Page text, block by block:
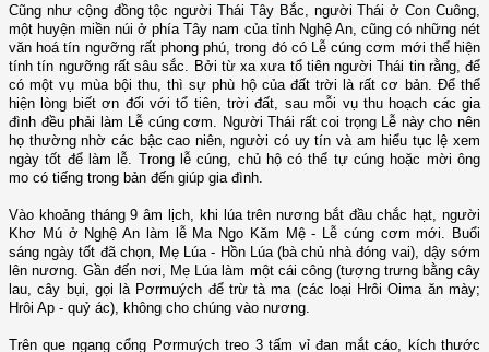
Cũng như cộng đồng tộc người Thái Tây Bắc, người Thái ở Con Cuông,
một huyện miền núi ở phía Tây nam của tỉnh Nghệ An, cũng có những nét
văn hoá tín ngưỡng rất phong phú, trong đó có Lễ cúng cơm mới thể hiện
tính tín ngưỡng rất sâu sắc. Bởi từ xa xưa tổ tiên người Thái tin rằng, để
có một vụ mùa bội thu, thì sự phù hộ của đất trời là rất cơ bản. Để thể
hiện lòng biết ơn đối với tổ tiên, trời đất, sau mỗi vụ thu hoạch các gia
đình đều phải làm Lễ cúng cơm. Người Thái rất coi trọng Lễ này cho nên
họ thường nhờ các bậc cao niên, người có uy tín và am hiểu tục lệ xem
ngày tốt để làm lễ. Trong lễ cúng, chủ hộ có thể tự cúng hoặc mời ông
mo có tiếng trong bản đến giúp gia đình.
Vào khoảng tháng 9 âm lịch, khi lúa trên nương bắt đầu chắc hạt, người
Khơ Mú ở Nghệ An làm lễ Ma Ngo Kăm Mệ - Lễ cúng cơm mới. Buổi
sáng ngày tốt đã chọn, Mẹ Lúa - Hồn Lúa (bà chủ nhà đóng vai), dậy sớm
lên nương. Gần đến nơi, Mẹ Lúa làm một cái công (tượng trưng bằng cây
lau, cây bụi, gọi là Pơrmuých để trừ tà ma (các loại Hrôi Oima ăn mày;
Hrôi Ap - quỷ ác), không cho chúng vào nương.
Trên que ngang cổng Pơrmuých treo 3 tấm vỉ đan mắt cáo, kích thước